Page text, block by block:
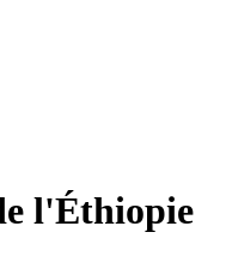
l'Éthiopie